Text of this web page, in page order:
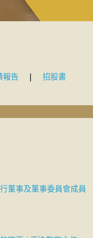
報告 | 招股書
董事及董事委員會成員